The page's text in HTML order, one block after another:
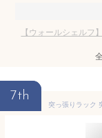
【ウォールシェルフ
7th